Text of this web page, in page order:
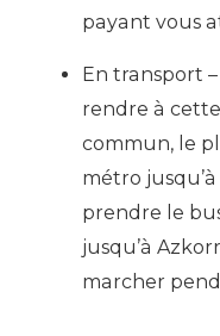
payant vous
En transport
rendre à
commun, le
métro
prendre le
jusqu’à
marcher